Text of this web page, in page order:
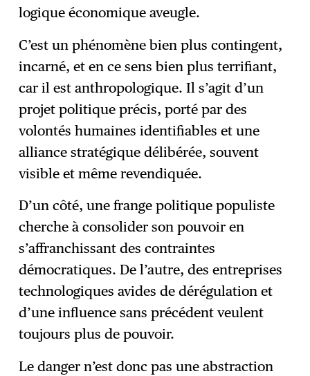
logique économique aveugle.
C’est un phénomène bien plus contingent,
incarné, et en ce sens bien plus terrifiant,
car il est anthropologique. Il s’agit d’un
projet politique précis, porté par des
volontés humaines identifiables et une
alliance stratégique délibérée, souvent
visible et même revendiquée.
D’un côté, une frange politique populiste
cherche à consolider son pouvoir en
s’affranchissant des contraintes
démocratiques. De l’autre, des entreprises
technologiques avides de dérégulation et
d’une influence sans précédent veulent
toujours plus de pouvoir.
Le danger n’est donc pas une abstraction